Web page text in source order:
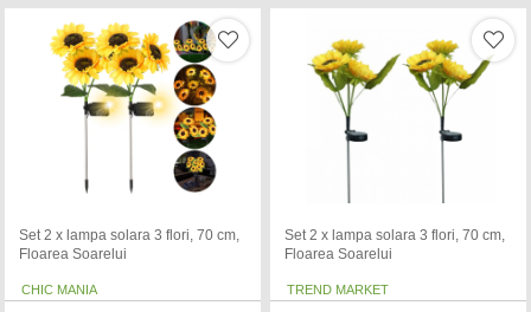
Set 2 x lampa solara 3 flori, 70 cm,
Floarea Soarelui
CHIC MANIA
Set 2 x lampa solara 3 flori, 70 cm,
Floarea Soarelui
TREND MARKET